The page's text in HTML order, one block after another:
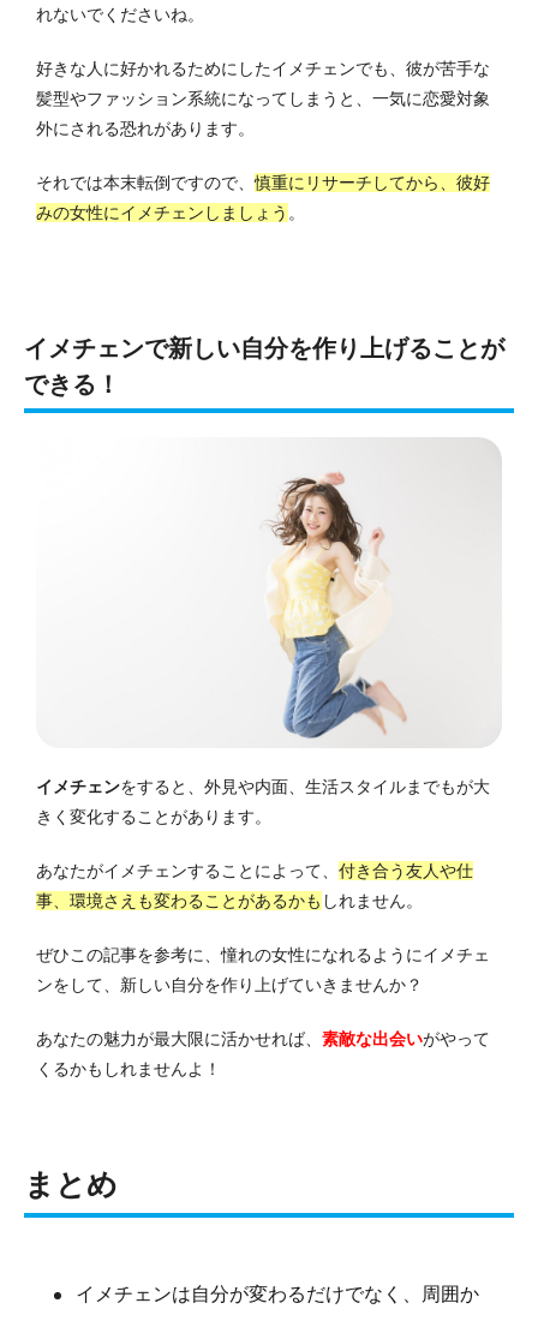
れないでくださいね。
好きな人に好かれるためにしたイメチェンでも、彼が苦手な
髪型やファッション系統になってしまうと、一気に恋愛対象
外にされる恐れがあります。
それでは本末転倒ですので、慎重にリサーチしてから、彼好
みの女性にイメチェンしましょう 。
イメチェンで新しい自分を作り上げることが
できる！
イメチェンをすると、外見や内面、生活スタイルまでもが大
きく変化することがあります。
あなたがイメチェンすることによって、 付き合う友人や仕
事、環境さえも変わることがあるかも しれません。
ぜひこの記事を参考に、憧れの女性になれるようにイメチェ
ンをして、新しい自分を作り上げていきませんか？
あなたの魅力が最大限に活かせれば、 素敵な出会いがやって
くるかもしれませんよ！
まとめ
イメチェンは自分が変わるだけでなく、周囲か